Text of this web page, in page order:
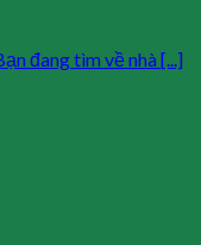
đang tìm về nhà [...]